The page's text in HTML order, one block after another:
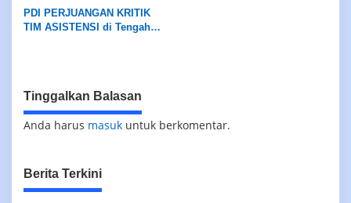
Kapolda Maluku Turun
Tangan
PDI PERJUANGAN KRITIK
TIM ASISTENSI di Tengah
Tinggalkan Balasan
Anda harus masuk untuk berkomentar.
Berita Terkini